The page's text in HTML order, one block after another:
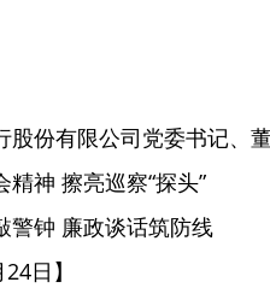
神 擦亮巡察“探头”
警钟 廉政谈话筑防线
日】